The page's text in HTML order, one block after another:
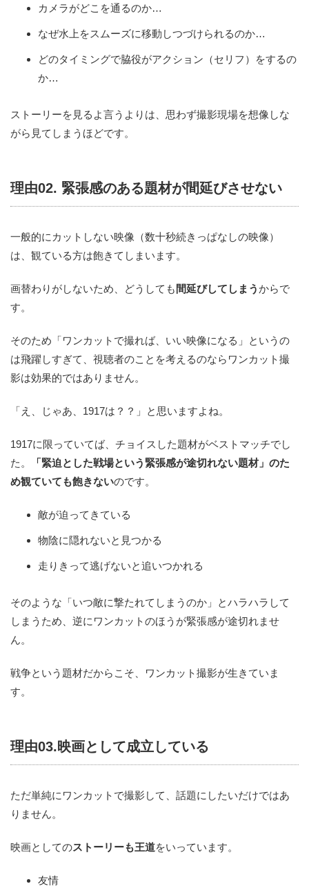
カメラがどこを通るのか…
なぜ水上をスムーズに移動しつづけられるのか…
どのタイミングで脇役がアクション（セリフ）をするの
か…
ストーリーを見るよ言うよりは、思わず撮影現場を想像しな
がら見てしまうほどです。
理由02. 緊張感のある題材が間延びさせない
一般的にカットしない映像（数十秒続きっぱなしの映像）
は、観ている方は飽きてしまいます。
画替わりがしないため、どうしても 間延びしてしまうからで
す。
そのため「ワンカットで撮れば、いい映像になる」というの
は飛躍しすぎて、視聴者のことを考えるのならワンカット撮
影は効果的ではありません。
「え、じゃあ、1917は？？」と思いますよね。
1917に限っていてば、チョイスした題材がベストマッチでし
た。
「緊迫とした戦場という緊張感が途切れない題材」のた
め観ていても飽きないのです。
敵が迫ってきている
物陰に隠れないと見つかる
走りきって逃げないと追いつかれる
そのような「いつ敵に撃たれてしまうのか」とハラハラして
しまうため、逆にワンカットのほうが緊張感が途切れませ
ん。
戦争という題材だからこそ、ワンカット撮影が生きていま
す。
理由03.映画として成立している
ただ単純にワンカットで撮影して、話題にしたいだけではあ
りません。
映画としてのストーリーも王道をいっています。
友情